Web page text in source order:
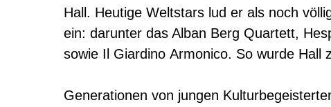
Hall. Heutige Weltstars lud er als noch
ein: darunter das Alban Berg Quartett,
sowie Il Giardino Armonico. So wurde Hall
Generationen von jungen